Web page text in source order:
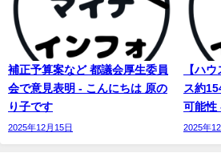
補正予算案など 都議会厚生委員
会で意見表明 - こんにちは 原の
り子です
2025年12月15日
【ハ
ス約
可能性
2025年